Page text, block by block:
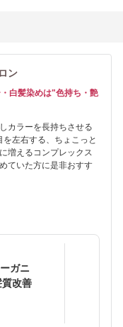
ン
白髪染めは"色持ち・艶
カラーを長持ちさせる
を左右する、ちょこっと
増えるコンプレックス
ていた方に是非おすす
ガニ
改善